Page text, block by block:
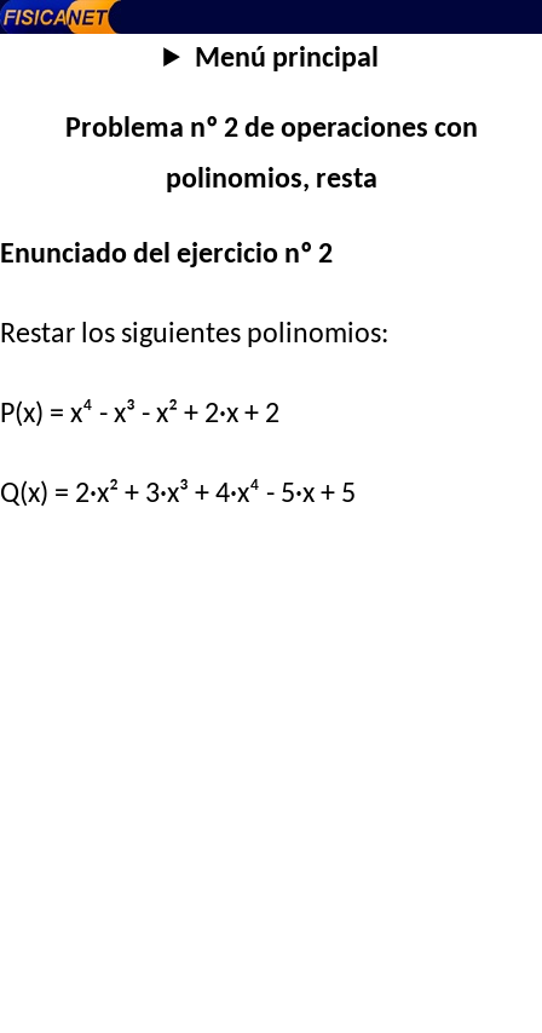
Menú principal
Problema nº 2 de operaciones con
polinomios, resta
Enunciado del ejercicio nº 2
Restar los siguientes polinomios:
P(x) = x⁴ - x³ - x² + 2·x + 2
Q(x) = 2·x² + 3·x³ + 4·x⁴ - 5·x + 5